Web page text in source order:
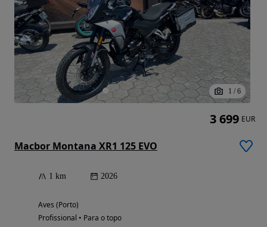
1 / 6
Macbor Montana XR1 125 EVO
1 km 2026
Aves (Porto)
Profissional • Para o topo
3 699 EUR